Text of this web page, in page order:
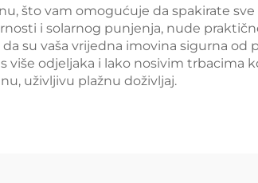
što vam omogućuje da spakirate
i solarnog punjenja, nude
su vaša vrijedna imovina sigurna od
više odjeljaka i lako nosivim trbacima
uživljivu plažnu doživljaj.